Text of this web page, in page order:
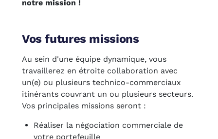
notre mission !
Vos futures missions
Au sein d'une équipe dynamique, vous
travaillerez en étroite collaboration avec
un(e) ou plusieurs technico-commerciaux
itinérants couvrant un ou plusieurs secteurs.
Vos principales missions seront :
Réaliser la négociation commerciale de
votre portefeuille